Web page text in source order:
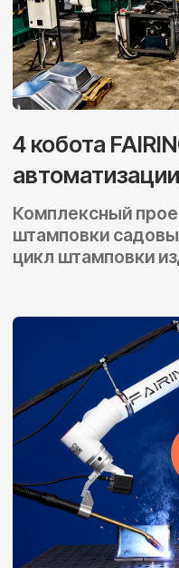
Политика
© 2026 FAIRINO. Все
представитель компании